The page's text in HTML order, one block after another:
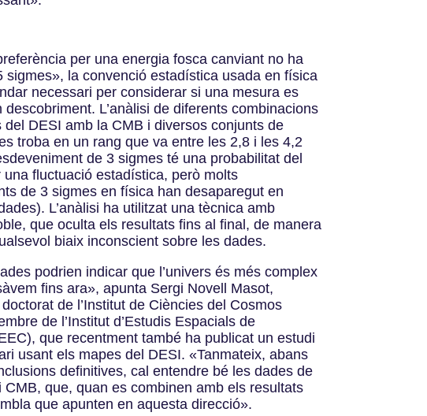
per una energia fosca canviant no ha
sigmes», la convenció estadística usada en física
necessari per considerar si una mesura es
descobriment. L’anàlisi de diferents combinacions
del DESI amb la CMB i diversos conjunts de
troba en un rang que va entre les 2,8 i les 4,2
de 3 sigmes té una probabilitat del
una fluctuació estadística, però molts
de 3 sigmes en física han desaparegut en
L’anàlisi ha utilitzat una tècnica amb
que oculta els resultats fins al final, de manera
biaix inconscient sobre les dades.
podrien indicar que l’univers és més complex
fins ara», apunta Sergi Novell Masot,
de l’Institut de Ciències del Cosmos
de l’Institut d’Estudis Espacials de
que recentment també ha publicat un estudi
usant els mapes del DESI. «Tanmateix, abans
definitives, cal entendre bé les dades de
CMB, que, quan es combinen amb els resultats
que apunten en aquesta direcció».